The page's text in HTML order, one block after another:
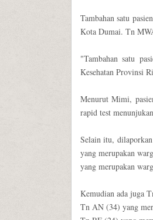
Tambahan satu
Kota Dumai. Tn
"Tambahan satu
Kesehatan Provinsi
Menurut Mimi,
rapid test
Selain itu,
yang merupakan
yang merupakan
Kemudian ada juga
Tn AN (34) yang